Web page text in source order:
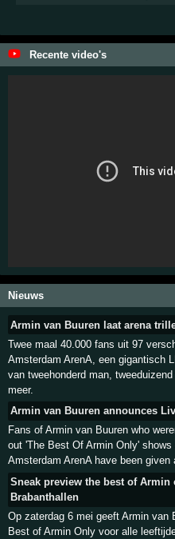
Recente video's
Nieuws
Armin van Buuren laat arena
Twee maal 40.000 fans uit 97
Amsterdam ArenA, een gigantisch
van tweehonderd man,
meer.
Armin van Buuren announces
Fans of Armin van Buuren who
out 'The Best Of Armin Only'
Amsterdam ArenA have been
Sneak preview the best of
Brabanthallen
Op zaterdag 6 mei geeft Armin van
Best of Armin Only voor alle